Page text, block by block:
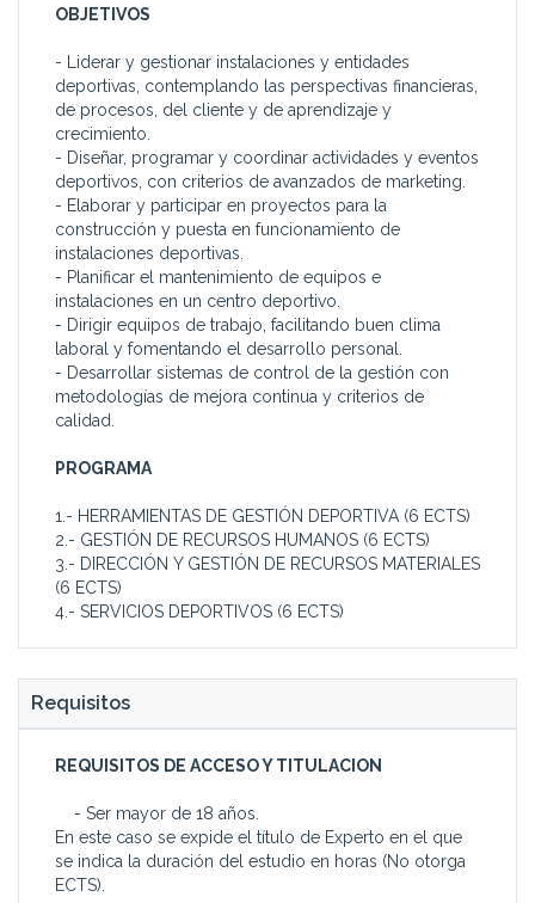
OBJETIVOS
- Liderar y gestionar instalaciones y entidades
deportivas, contemplando las perspectivas financieras,
de procesos, del cliente y de aprendizaje y
crecimiento.
- Diseñar, programar y coordinar actividades y eventos
deportivos, con criterios de avanzados de marketing.
- Elaborar y participar en proyectos para la
construcción y puesta en funcionamiento de
instalaciones deportivas.
- Planificar el mantenimiento de equipos e
instalaciones en un centro deportivo.
- Dirigir equipos de trabajo, facilitando buen clima
laboral y fomentando el desarrollo personal.
- Desarrollar sistemas de control de la gestión con
metodologías de mejora continua y criterios de
calidad.
PROGRAMA
1.- HERRAMIENTAS DE GESTIÓN DEPORTIVA (6 ECTS)
2.- GESTIÓN DE RECURSOS HUMANOS (6 ECTS)
3.- DIRECCIÓN Y GESTIÓN DE RECURSOS MATERIALES
(6 ECTS)
4.- SERVICIOS DEPORTIVOS (6 ECTS)
Requisitos
REQUISITOS DE ACCESO Y TITULACION
- Ser mayor de 18 años.
En este caso se expide el título de Experto en el que
se indica la duración del estudio en horas (No otorga
ECTS).